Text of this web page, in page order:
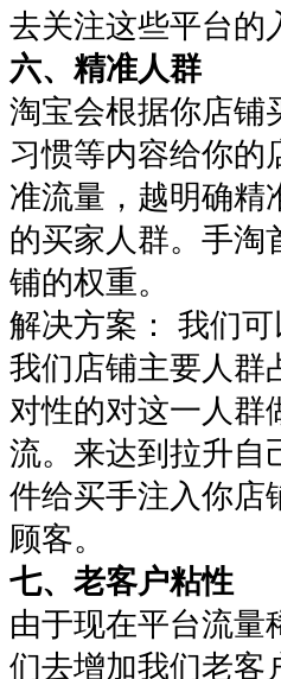
去关注这些平台的
六、精准人群
淘宝会根据你店铺
习惯等内容给你的
准流量，越明确精
的买家人群。手淘
铺的权重。
解决方案： 我们
我们店铺主要人群
对性的对这一人群
流。来达到拉升自
件给买手注入你店
顾客。
七、老客户粘性
由于现在平台流量
们去增加我们老客